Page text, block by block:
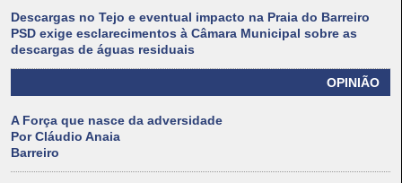
Descargas no Tejo e eventual impacto na Praia do Barreiro
PSD exige esclarecimentos à Câmara Municipal sobre as
descargas de águas residuais
OPINIÃO
A Força que nasce da adversidade
Por Cláudio Anaia
Barreiro